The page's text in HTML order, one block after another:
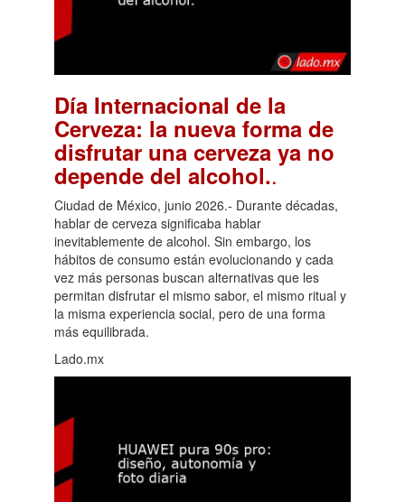
Día Internacional de la
Cerveza: la nueva forma de
disfrutar una cerveza ya no
depende del alcohol..
Ciudad de México, junio 2026.- Durante décadas,
hablar de cerveza significaba hablar
inevitablemente de alcohol. Sin embargo, los
hábitos de consumo están evolucionando y cada
vez más personas buscan alternativas que les
permitan disfrutar el mismo sabor, el mismo ritual y
la misma experiencia social, pero de una forma
más equilibrada.
Lado.mx